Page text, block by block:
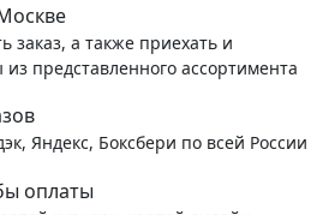
заказ, а также приехать и
представленного ассортимента
Яндекс, Боксбери по всей России
оплаты